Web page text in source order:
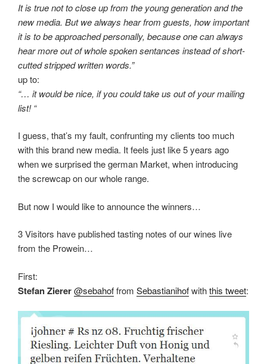
It is true not to close up from the young generation and the
new media. But we always hear from guests, how important
it is to be approached personally, because one can always
hear more out of whole spoken sentances instead of short-
cutted stripped written words.”
up to:
“… it would be nice, if you could take us out of your mailing
list! “
I guess, that’s my fault, confrunting my clients too much
with this brand new media. It feels just like 5 years ago
when we surprised the german Market, when introducing
the screwcap on our whole range.
But now I would like to announce the winners…
3 Visitors have published tasting notes of our wines live
from the Prowein…
First:
Stefan Zierer@sebahoffrom Sebastianihofwiththis tweet: